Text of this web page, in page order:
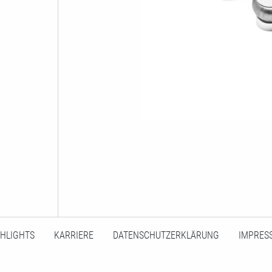
KARRIERE DATENSCHUTZERKLÄRUNG